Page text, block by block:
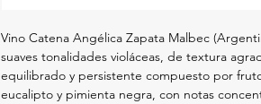
Vino Catena Angélica Zapata Malbec
suaves tonalidades violáceas, de textura
equilibrado y persistente compuesto por
eucalipto y pimienta negra, con notas